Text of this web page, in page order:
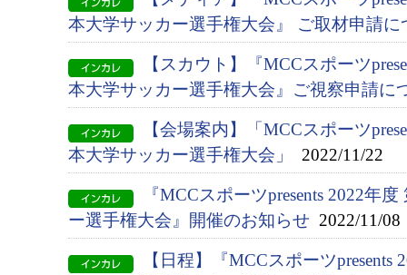
本大学サッカー選手権大会』 ご取材申請に
【スカウト】『MCCスポーツ
本大学サッカー選手権大会』ご視察申請に
【会場案内】「MCCスポーツ
本大学サッカー選手権大会」
2022/11/22
『MCCスポーツpresents 2022年
ー選手権大会』開催のお知らせ 2022/11/08
【日程】『MCCスポーツ